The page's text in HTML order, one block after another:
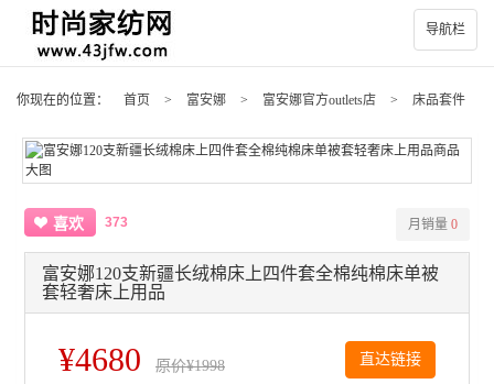
导航栏
你现在的位置： 首页 > 富安娜 > 富安娜官方outlets店 > 床品套件
喜欢 373 月销量 0
富安娜120支新疆长绒棉床上四件套全棉纯棉床单被
套轻奢床上用品
¥4680 原价¥1998 直达链接